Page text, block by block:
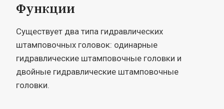
Функции
Существует два типа гидравлических
штамповочных головок: одинарные
гидравлические штамповочные головки и
двойные гидравлические штамповочные
головки.